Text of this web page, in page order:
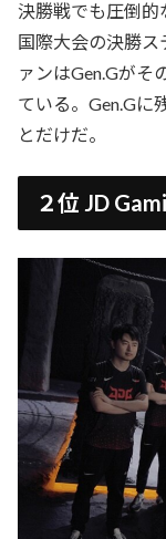
決勝戦でも圧倒的
国際大会の決勝ス
ァンはGen.Gがそ
ている。Gen.Gに
とだけだ。
２位 JD